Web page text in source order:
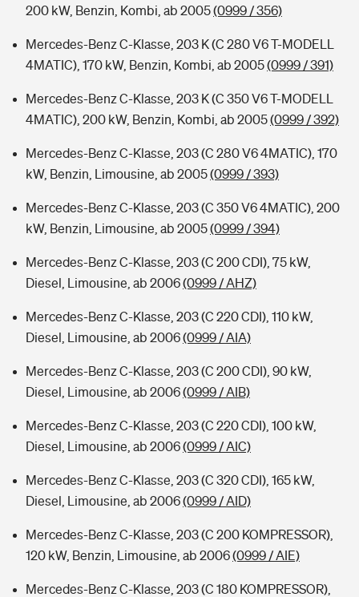
200 kW, Benzin, Kombi, ab 2005(0999 / 356)
Mercedes-Benz C-Klasse, 203 K (C 280 V6 T-MODELL
4MATIC), 170 kW, Benzin, Kombi, ab 2005(0999 / 391)
Mercedes-Benz C-Klasse, 203 K (C 350 V6 T-MODELL
4MATIC), 200 kW, Benzin, Kombi, ab 2005(0999 / 392)
Mercedes-Benz C-Klasse, 203 (C 280 V6 4MATIC), 170
kW, Benzin, Limousine, ab 2005(0999 / 393)
Mercedes-Benz C-Klasse, 203 (C 350 V6 4MATIC), 200
kW, Benzin, Limousine, ab 2005(0999 / 394)
Mercedes-Benz C-Klasse, 203 (C 200 CDI), 75 kW,
Diesel, Limousine, ab 2006(0999 / AHZ)
Mercedes-Benz C-Klasse, 203 (C 220 CDI), 110 kW,
Diesel, Limousine, ab 2006(0999 / AIA)
Mercedes-Benz C-Klasse, 203 (C 200 CDI), 90 kW,
Diesel, Limousine, ab 2006(0999 / AIB)
Mercedes-Benz C-Klasse, 203 (C 220 CDI), 100 kW,
Diesel, Limousine, ab 2006(0999 / AIC)
Mercedes-Benz C-Klasse, 203 (C 320 CDI), 165 kW,
Diesel, Limousine, ab 2006(0999 / AID)
Mercedes-Benz C-Klasse, 203 (C 200 KOMPRESSOR),
120 kW, Benzin, Limousine, ab 2006(0999 / AIE)
Mercedes-Benz C-Klasse, 203 (C 180 KOMPRESSOR),